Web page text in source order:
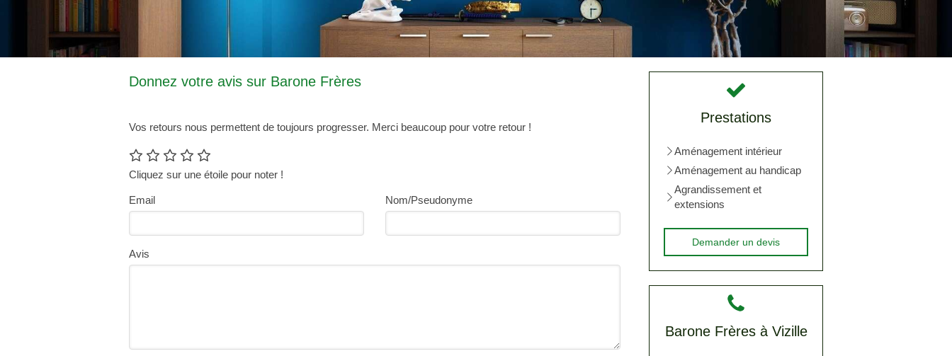
Donnez votre avis sur Barone Frères
Vos retours nous permettent de toujours progresser. Merci beaucoup pour votre retour !
Cliquez sur une étoile pour noter !
Email Nom/Pseudonyme
Avis
Prestations
Aménagement intérieur
Aménagement au handicap
Agrandissement et
extensions
Demander un devis
Barone Frères à Vizille